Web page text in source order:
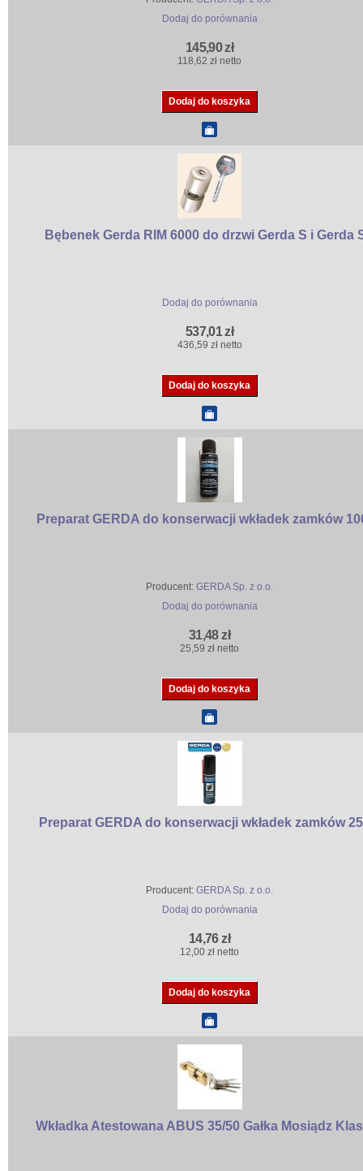
Dodaj do porównania
145,90 zł
118,62 zł netto
Bębenek Gerda RIM 6000 do drzwi Gerda S i Gerda
Dodaj do porównania
537,01 zł
436,59 zł netto
Preparat GERDA do konserwacji wkładek zamków
Producent: GERDA Sp. z o.o.
Dodaj do porównania
31,48 zł
25,59 zł netto
Preparat GERDA do konserwacji wkładek zamków
Producent: GERDA Sp. z o.o.
Dodaj do porównania
14,76 zł
12,00 zł netto
Wkładka Atestowana ABUS 35/50 Gałka Mosiądz